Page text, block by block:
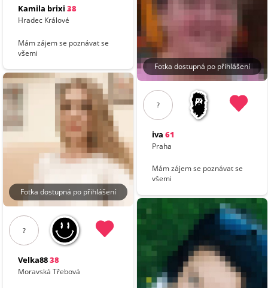
Kamila brixi 38
Hradec Králové
Mám zájem se poznávat se
všemi
Fotka dostupná po přihlášení
?
Velka8838
Moravská Třebová
Fotka dostupná po přihlášení
?
iva 61
Praha
Mám zájem se poznávat se
všemi